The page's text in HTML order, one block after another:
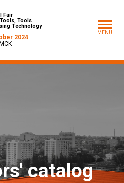
Fair
Tools
Technology
2024
MENU
catalog